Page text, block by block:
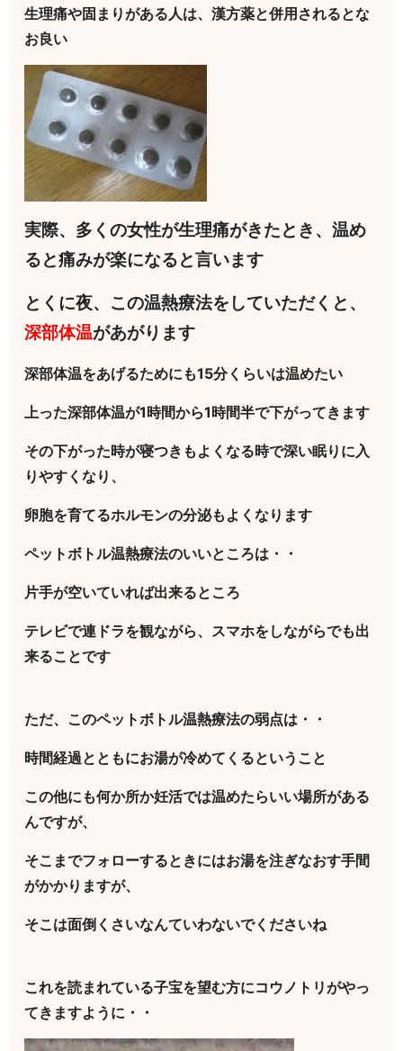
生理痛や固まりがある人は、漢方薬と併用されるとな
お良い
実際、多くの女性が生理痛がきたとき、温め
ると痛みが楽になると言います
とくに夜、この温熱療法をしていただくと、
深部体温があがります
深部体温をあげるためにも15分くらいは温めたい
上った深部体温が1時間から1時間半で下がってきます
その下がった時が寝つきもよくなる時で深い眠りに入
りやすくなり、
卵胞を育てるホルモンの分泌もよくなります
ペットボトル温熱療法のいいところは・・
片手が空いていれば出来るところ
テレビで連ドラを観ながら、スマホをしながらでも出
来ることです
ただ、このペットボトル温熱療法の弱点は・・
時間経過とともにお湯が冷めてくるということ
この他にも何か所か妊活では温めたらいい場所がある
んですが、
そこまでフォローするときにはお湯を注ぎなおす手間
がかかりますが、
そこは面倒くさいなんていわないでくださいね
これを読まれている子宝を望む方にコウノトリがやっ
てきますように・・